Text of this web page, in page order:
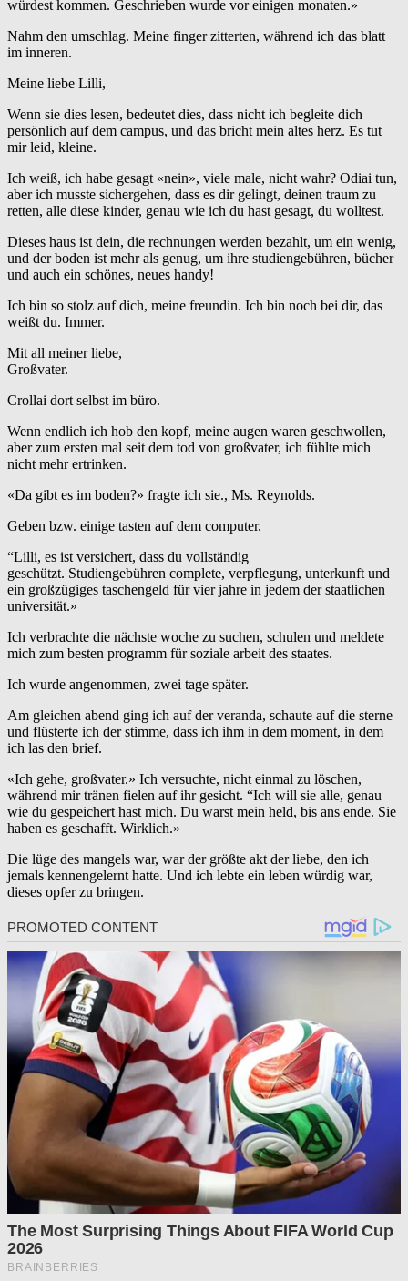
würdest kommen. Geschrieben wurde vor einigen monaten.»
Nahm den umschlag. Meine finger zitterten, während ich das blatt
im inneren.
Meine liebe Lilli,
Wenn sie dies lesen, bedeutet dies, dass nicht ich begleite dich
persönlich auf dem campus, und das bricht mein altes herz. Es tut
mir leid, kleine.
Ich weiß, ich habe gesagt «nein», viele male, nicht wahr? Odiai tun,
aber ich musste sichergehen, dass es dir gelingt, deinen traum zu
retten, alle diese kinder, genau wie ich du hast gesagt, du wolltest.
Dieses haus ist dein, die rechnungen werden bezahlt, um ein wenig,
und der boden ist mehr als genug, um ihre studiengebühren, bücher
und auch ein schönes, neues handy!
Ich bin so stolz auf dich, meine freundin. Ich bin noch bei dir, das
weißt du. Immer.
Mit all meiner liebe,
Großvater.
Crollai dort selbst im büro.
Wenn endlich ich hob den kopf, meine augen waren geschwollen,
aber zum ersten mal seit dem tod von großvater, ich fühlte mich
nicht mehr ertrinken.
«Da gibt es im boden?» fragte ich sie., Ms. Reynolds.
Geben bzw. einige tasten auf dem computer.
“Lilli, es ist versichert, dass du vollständig
geschützt. Studiengebühren complete, verpflegung, unterkunft und
ein großzügiges taschengeld für vier jahre in jedem der staatlichen
universität.»
Ich verbrachte die nächste woche zu suchen, schulen und meldete
mich zum besten programm für soziale arbeit des staates.
Ich wurde angenommen, zwei tage später.
Am gleichen abend ging ich auf der veranda, schaute auf die sterne
und flüsterte ich der stimme, dass ich ihm in dem moment, in dem
ich las den brief.
«Ich gehe, großvater.» Ich versuchte, nicht einmal zu löschen,
während mir tränen fielen auf ihr gesicht. “Ich will sie alle, genau
wie du gespeichert hast mich. Du warst mein held, bis ans ende. Sie
haben es geschafft. Wirklich.»
Die lüge des mangels war, war der größte akt der liebe, den ich
jemals kennengelernt hatte. Und ich lebte ein leben würdig war,
dieses opfer zu bringen.